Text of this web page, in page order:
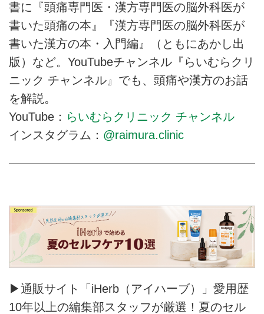
書に『頭痛専門医・漢方専門医の脳外科医が
書いた頭痛の本』『漢方専門医の脳外科医が
書いた漢方の本・入門編』（ともにあかし出
版）など。YouTubeチャンネル『らいむらクリ
ニック チャンネル』でも、頭痛や漢方のお話
を解説。
YouTube： らいむらクリニック チャンネル
インスタグラム： @raimura.clinic
▶通販サイト「iHerb（アイハーブ）」愛用歴
10年以上の編集部スタッフが厳選！夏のセル